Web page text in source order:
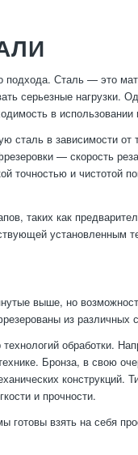
подхода. Сталь — это
серьезные нагрузки.
в
сталь в зависимости
— скорость
точностью и чистотой
таких как
установленным
выше, но
из
обработки.
Бронза, в свою
конструкций.
и прочности.
взять на себя